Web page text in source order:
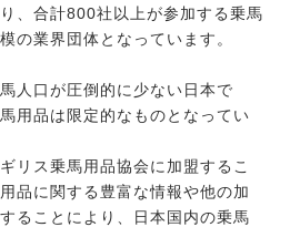
、合計800社以上が参加する乗馬
の業界団体となっています。
人口が圧倒的に少ない日本で
用品は限定的なものとなってい
リス乗馬用品協会に加盟するこ
品に関する豊富な情報や他の加
ることにより、日本国内の乗馬